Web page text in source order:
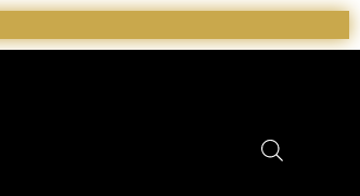
דילוג
לתוכן